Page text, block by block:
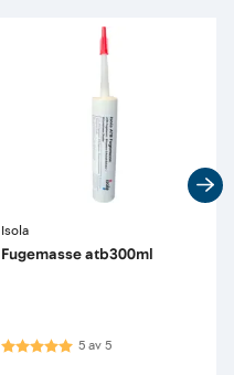
Isola
Fugemasse atb300ml
Karakter:5.0 av 5 mulige
5av5